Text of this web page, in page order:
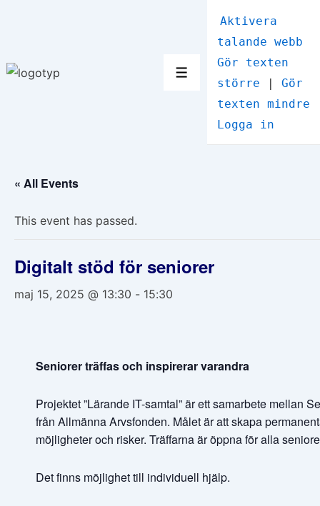
huvudinnehåll
Meny
Aktivera
talande webb
Gör texten
större | Gör
texten mindre
Logga in
« All Events
This event has passed.
Digitalt stöd för seniorer
maj 15, 2025 @ 13:30 - 15:30
Seniorer träffas och inspirerar varandra
Projektet ”Lärande IT-samtal” är ett samarbete mellan
från Allmänna Arvsfonden. Målet är att skapa
möjligheter och risker. Träffarna är öppna för alla
Det finns möjlighet till individuell hjälp.